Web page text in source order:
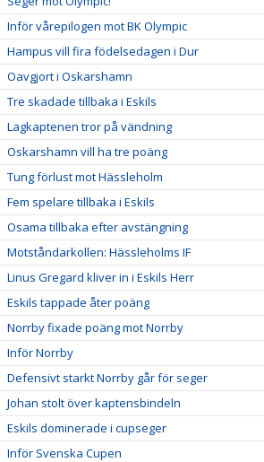
Inför vårepilogen mot BK Olympic
Hampus vill fira födelsedagen i Dur
Oavgjort i Oskarshamn
Tre skadade tillbaka i Eskils
Lagkaptenen tror på vändning
Oskarshamn vill ha tre poäng
Tung förlust mot Hässleholm
Fem spelare tillbaka i Eskils
Osama tillbaka efter avstängning
Motståndarkollen: Hässleholms IF
Linus Gregard kliver in i Eskils Herr
Eskils tappade åter poäng
Norrby fixade poäng mot Norrby
Inför Norrby
Defensivt starkt Norrby går för seger
Johan stolt över kaptensbindeln
Eskils dominerade i cupseger
Inför Svenska Cupen